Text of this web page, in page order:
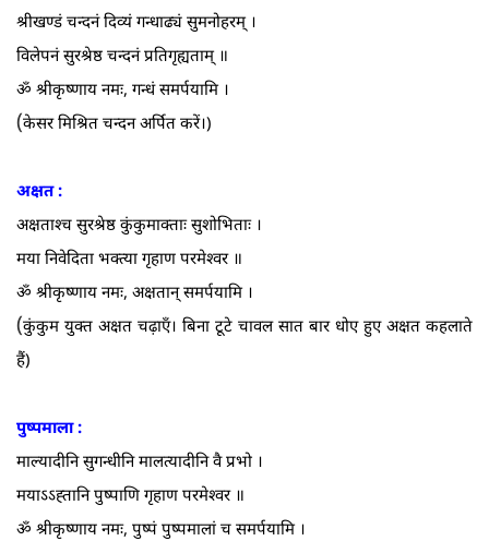
श्रीखण्डं चन्दनं दिव्यं गन्धाढ्यं सुमनोहरम्‌ ।
विलेपनं सुरश्रेष्ठ चन्दनं प्रतिगृह्यताम्‌ ॥
ॐ श्रीकृष्णाय नमः, गन्धं समर्पयामि ।
(केसर मिश्रित चन्दन अर्पित करें।)
अक्षत :
अक्षताश्च सुरश्रेष्ठ कुंकुमाक्ताः सुशोभिताः ।
मया निवेदिता भक्त्या गृहाण परमेश्वर ॥
ॐ श्रीकृष्णाय नमः, अक्षतान्‌ समर्पयामि ।
(कुंकुम युक्त अक्षत चढ़ाएँ। बिना टूटे चावल सात बार धोए हुए अक्षत कहलाते
हैं)
पुष्पमाला :
माल्यादीनि सुगन्धीनि मालत्यादीनि वै प्रभो ।
मयाऽऽह्तानि पुष्पाणि गृहाण परमेश्वर ॥
ॐ श्रीकृष्णाय नमः, पुष्पं पुष्पमालां च समर्पयामि ।